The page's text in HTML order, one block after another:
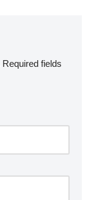
Required fields